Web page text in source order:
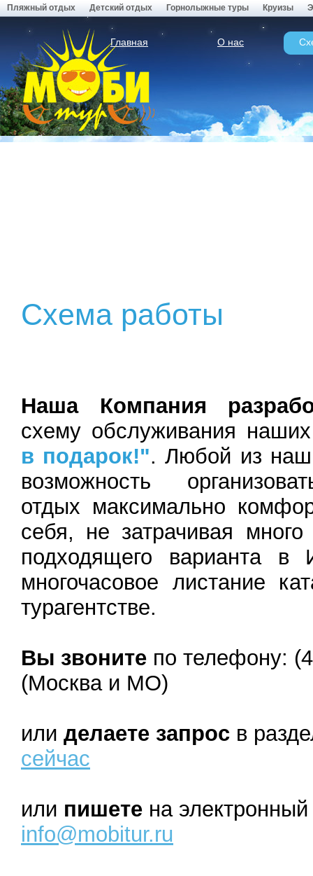
Пляжный отдых Детский отдых Горнолыжные туры Круизы
Главная О нас
Схема работы
Наша Компания
схему обслуживания
в подарок!". Любой из
возможность
отдых максимально
себя, не затрачивая
подходящего варианта в
многочасовое листание
турагентстве.
Вы звоните по телефону:
(Москва и МО)
или делаете запрос в
сейчас
или пишете на
info@mobitur.ru